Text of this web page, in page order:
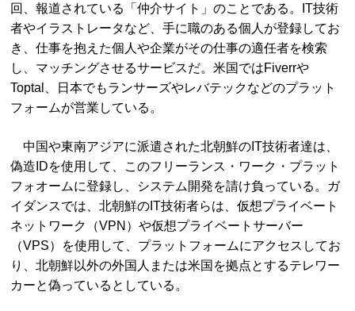
回、報道されている「仲介サイト」のことである。IT技術
者やイラストレータなど、手に職のある個人が登録してお
き、仕事を抱えた個人や企業がその仕事の適任者を検索
し、マッチングさせるサービスだ。米国ではFiverrや
Toptal、日本でもランサーズやレバテックなどのプラット
フォームが営業している。
中国や東南アジアに派遣された北朝鮮のIT技術者達は、
偽造IDを使用して、このフリーランス・ワーク・プラット
フォオームに登録し、システム開発を請け負っている。ガ
イダンスでは、北朝鮮のIT技術者らは、仮想プライベート
ネットワーク（VPN）や仮想プライベートサーバー
（VPS）を使用して、プラットフォームにアクセスしてお
り、北朝鮮以外の外国人または米国を拠点とするテレワー
カーと偽っているとしている。